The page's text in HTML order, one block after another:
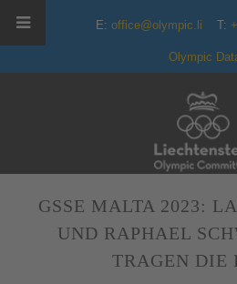
E: office@olympic.li T:
Olympic
GSSE MALTA 2023:
UND RAPHAEL
TRAGEN DIE